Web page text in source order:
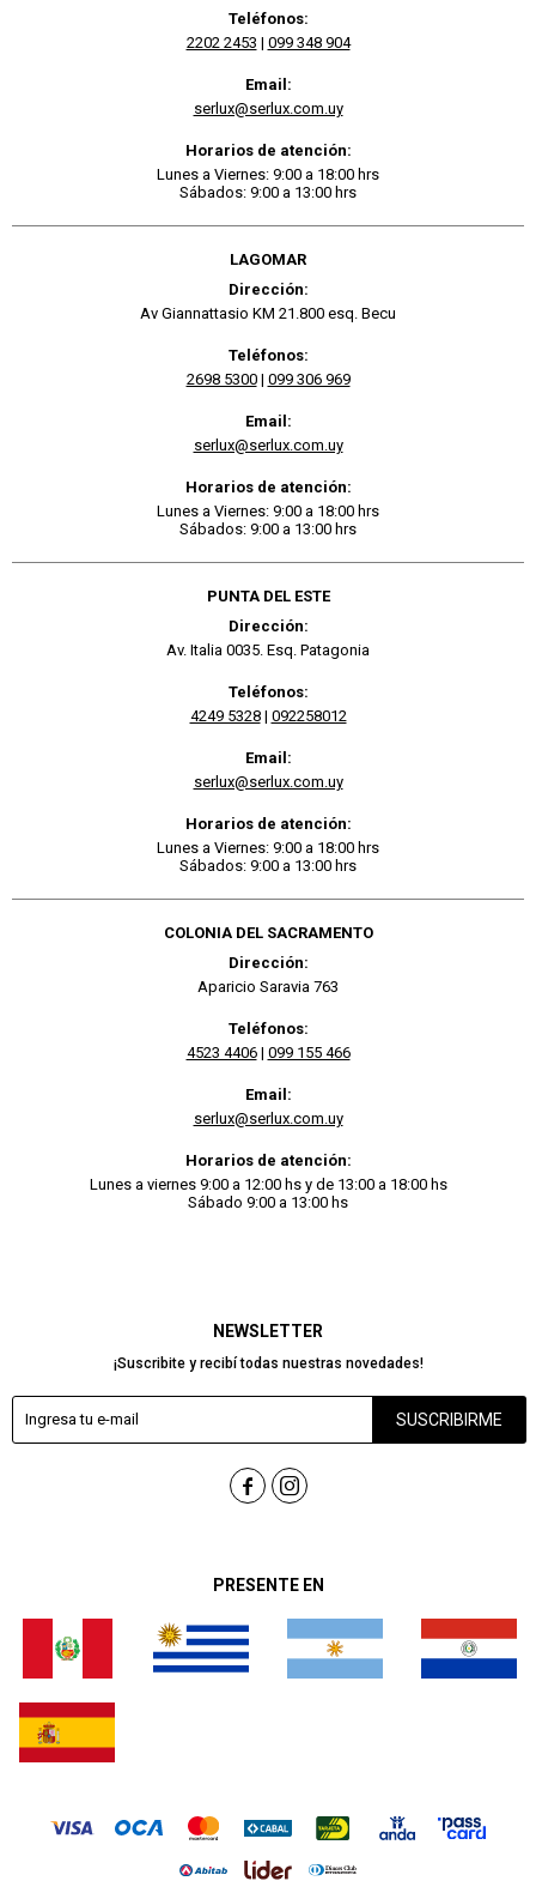
PRESENTE EN
NEWSLETTER
¡Suscribite y recibí todas nuestras novedades!
SUSCRIBIRME
 
Teléfonos:
2202 2453 | 099 348 904
Email:
serlux@serlux.com.uy
Horarios de atención:
Lunes a Viernes: 9:00 a 18:00 hrs
Sábados: 9:00 a 13:00 hrs
LAGOMAR
Dirección:
Av Giannattasio KM 21.800 esq. Becu
Teléfonos:
2698 5300| 099 306 969
Email:
serlux@serlux.com.uy
Horarios de atención:
Lunes a Viernes: 9:00 a 18:00 hrs
Sábados: 9:00 a 13:00 hrs
PUNTA DEL ESTE
Dirección:
Av. Italia 0035. Esq. Patagonia
Teléfonos:
4249 5328| 092258012
Email:
serlux@serlux.com.uy
Horarios de atención:
Lunes a Viernes: 9:00 a 18:00 hrs
Sábados: 9:00 a 13:00 hrs
COLONIA DEL SACRAMENTO
Dirección:
Aparicio Saravia 763
Teléfonos:
4523 4406| 099 155 466
Email:
serlux@serlux.com.uy
Horarios de atención:
Lunes a viernes 9:00 a 12:00 hs y de 13:00 a 18:00 hs
Sábado 9:00 a 13:00 hs